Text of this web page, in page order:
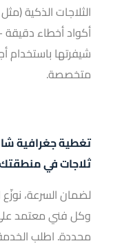
الثلاجات الذكية
أكواد أخطاء
شيفرتها باستخدام
متخصصة.
تغطية جغرافية
ثلاجات في منطقتك خلال
لضمان السرعة،
وكل فني معتمد
محددة. اطلب